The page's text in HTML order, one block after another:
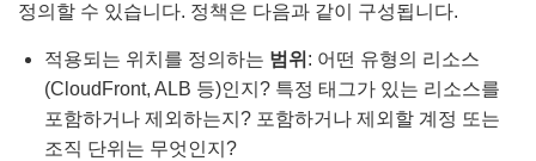
정의할 수 있습니다. 정책은 다음과 같이 구성됩니다.
적용되는 위치를 정의하는 범위 : 어떤 유형의 리소스
(CloudFront, ALB 등)인지? 특정 태그가 있는 리소스를
포함하거나 제외하는지? 포함하거나 제외할 계정 또는
조직 단위는 무엇인지?